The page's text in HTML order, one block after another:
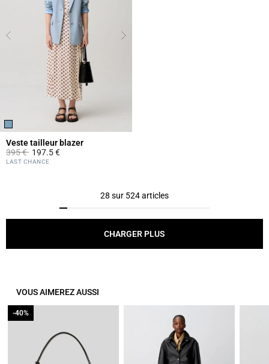
Veste tailleur blazer
Prix réduit à partir de
395 €à197.5 €
4,1 out of 5 Customer Rating
LAST CHANCE
28 sur 524 articles
CHARGER PLUS
VOUS AIMEREZ AUSSI
-40%
-40%